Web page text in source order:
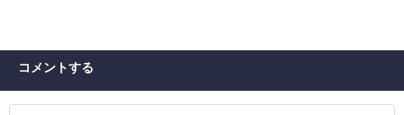
コメントする